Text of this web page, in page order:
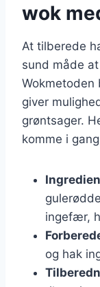
wok
At tilberede
sund måde
Wokmetoden
giver
grøntsager.
komme i
ingefær,
og hak